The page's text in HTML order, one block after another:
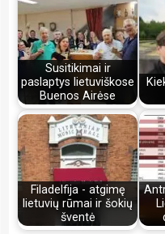
Susitikimai ir
paslaptys lietuviškose
Buenos Airėse
Filadelfija - atgimę
lietuvių rūmai ir šokių
šventė